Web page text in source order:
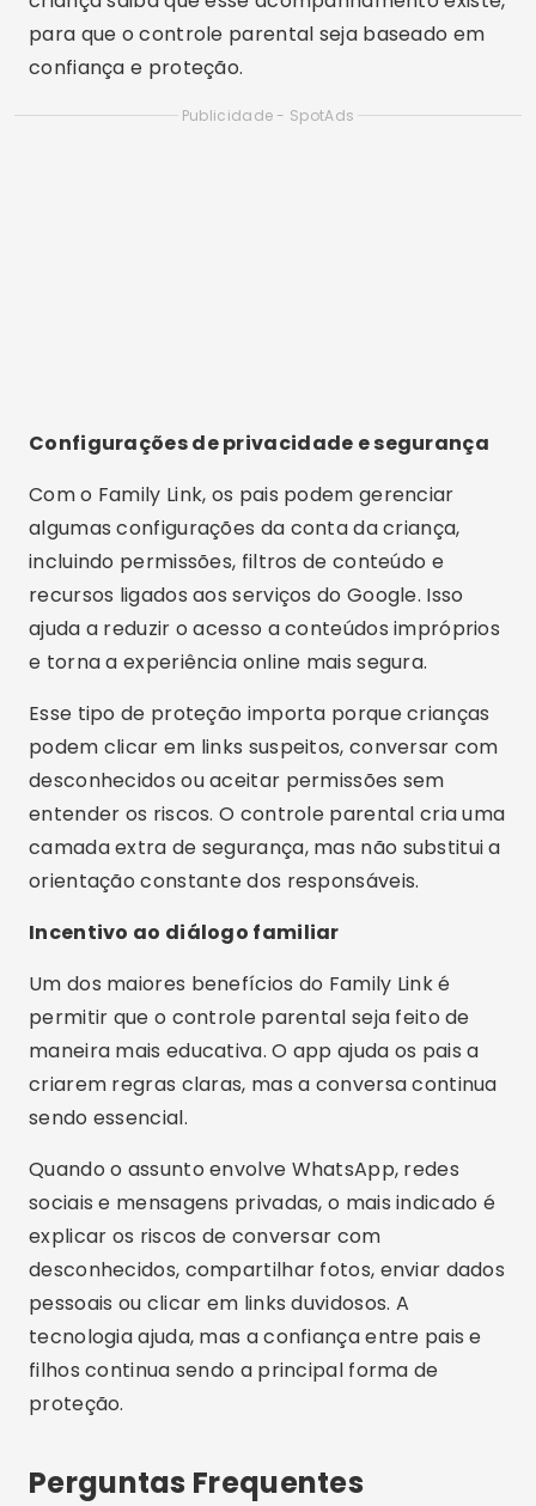
Incentivo ao diálogo familiar
Um dos maiores benefícios do Family Link é
permitir que o controle parental seja feito de
tecnologia ajuda, mas a confiança entre pais e
proteção.
Perguntas Frequentes
O Google Family Link permite ver mensagens do
Não. O Google Family Link não mostra o
conteúdo das mensagens do WhatsApp. Ele é
um aplicativo de controle parental voltado para
gerenciamento de tempo de tela, aprovação de
apps, localização aproximada e configurações
de segurança. Para proteger os filhos, o caminho
diálogo aberto.
Existe algum aplicativo que mostre as conversas do
WhatsApp de outra pessoa?
Não de forma legítima. As mensagens têm
criptografia de ponta a ponta e só ficam legíveis
nos aparelhos de quem conversa. Serviços que
prometem esse acesso costumam ser golpe ou
programa de espionagem, e ler conversa alheia
sem consentimento é invasão de privacidade.
É seguro usar o Family Link para controle parental?
Sim. O Family Link é um aplicativo oficial do
Google e foi criado para ajudar famílias a
acompanharem o uso de dispositivos. Ele deve
ser usado com transparência, principalmente
funcionamento do celular.